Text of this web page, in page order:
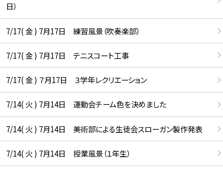
日）
7/17( 金 ) 7月17日 練習風景（吹奏楽部）
7/17( 金 ) 7月17日 テニスコート工事
7/17( 金 ) ７月17日 ３学年レクリエーション
7/14( 火 ) 7月14日 運動会チーム色を決めました
7/14( 火 ) 7月14日 美術部による生徒会スローガン製作発表
7/14( 火 ) 7月14日 授業風景（１年生）